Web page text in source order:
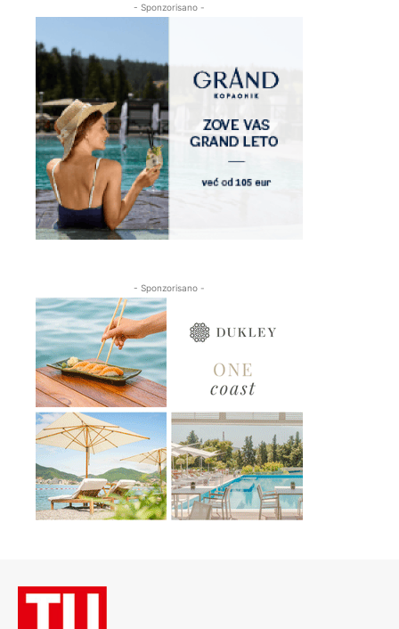
- Sponzorisano -
- Sponzorisano -